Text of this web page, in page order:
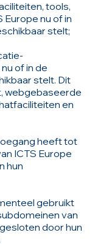
tools,
nu of in
stelt;
of in de
stelt. Dit
webgebaseerde
en
heeft tot
ICTS Europe
hun
gebruikt
van
door hun